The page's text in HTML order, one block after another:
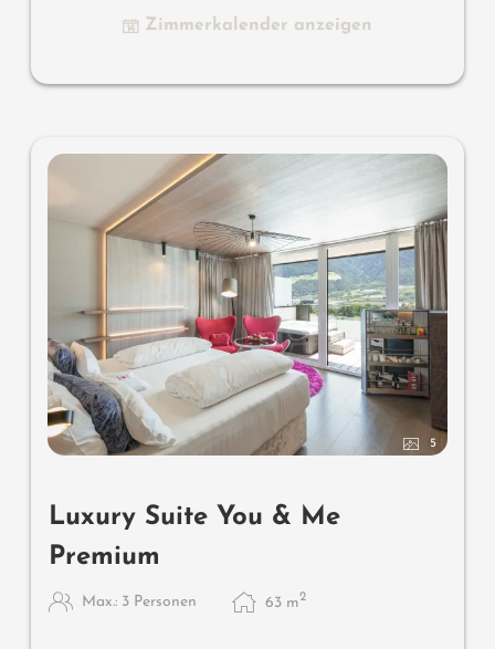
mit Licht-Sound-System, Lady-Beauty-Desk, getrennter
Zimmerkalender anzeigen
5
Luxury Suite You & Me
Premium
Max.: 3 Personen 63 m2